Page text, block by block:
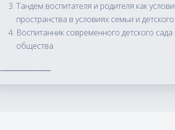
Тандем воспитателя и родителя как
пространства в условиях семьи и
Воспитанник современного детского
общества.